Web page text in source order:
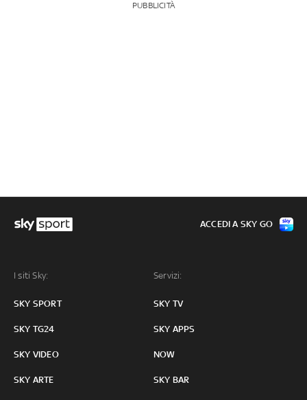
PUBBLICITÀ
I siti Sky:
SKY SPORT
SKY TG24
SKY VIDEO
SKY ARTE
Servizi:
SKY TV
SKY APPS
NOW
SKY BAR
ACCEDI A SKY GO